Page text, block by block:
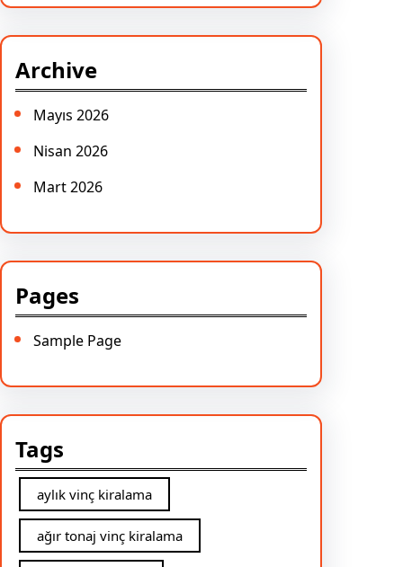
a
h
Archive
Mayıs 2026
Nisan 2026
Mart 2026
Pages
Sample Page
Tags
aylık vinç kiralama
ağır tonaj vinç kiralama